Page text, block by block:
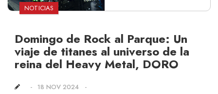
NOTICIAS
Domingo de Rock al Parque: Un
viaje de titanes al universo de la
reina del Heavy Metal, DORO
18 NOV 2024